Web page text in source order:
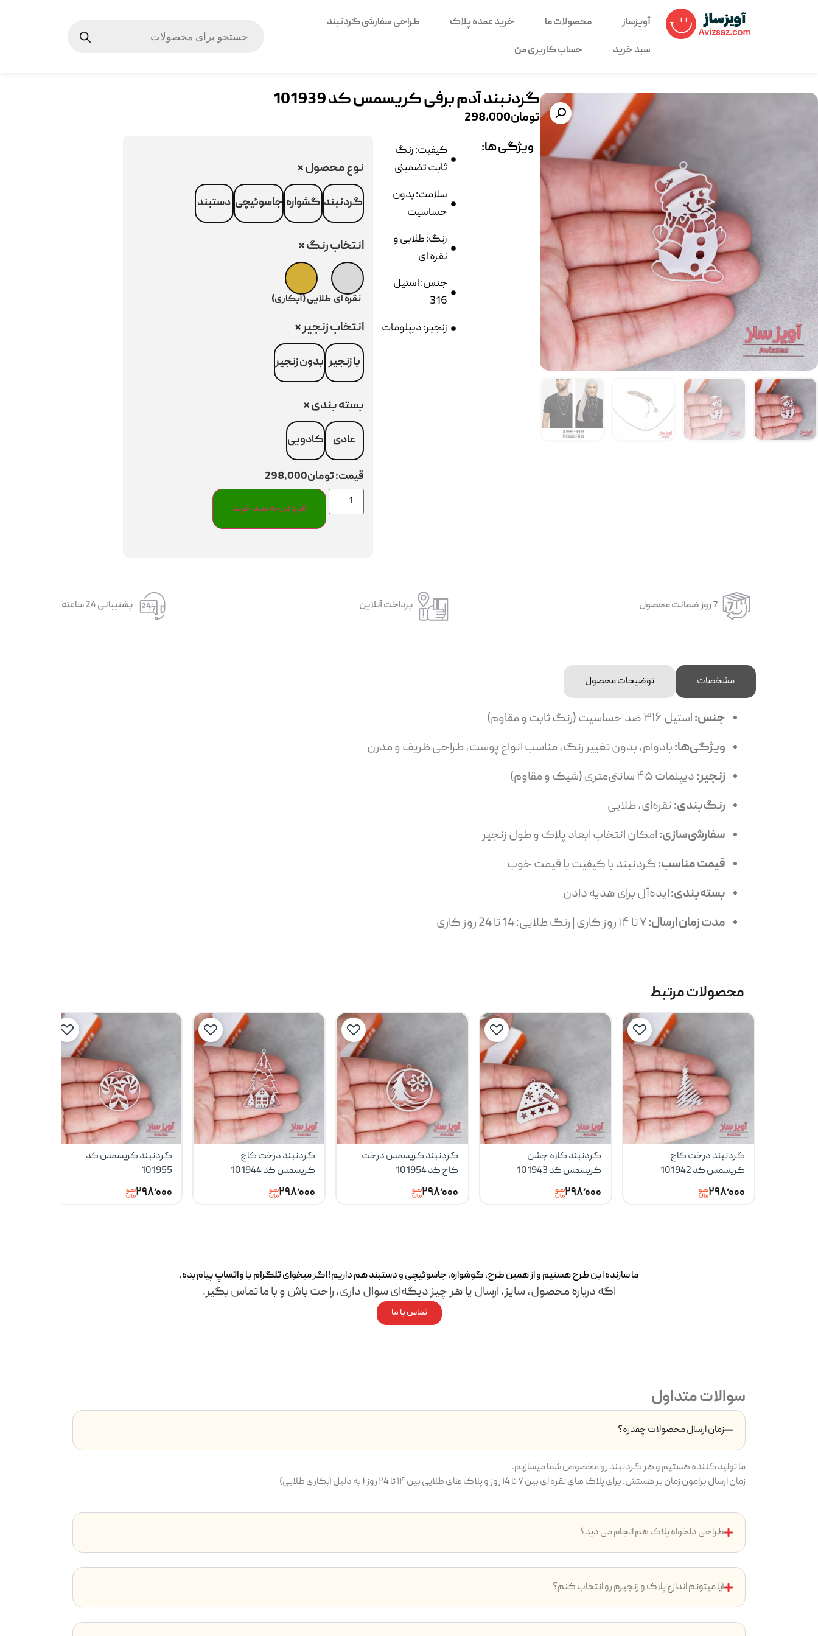
آویزساز محصولات ما خرید عمده پلاک طراحی سفارشی گردنبند
سبد خرید حساب کاربری من
گردنبند آدم برفی کریسمس کد 101939
تومان298,000
ویژگی ها:
کیفیت: رنگ
ثابت تضمینی
سلامت: بدون
حساسیت
رنگ: طلایی و
نقره ای
جنس: استیل
316
زنجیر: دیپلومات
نوع محصول*
گردنبند گشواره جاسوئیچی دستبند
انتخاب رنگ*
نقره ای طلایی (آبکاری)
انتخاب زنجیر*
با زنجیر بدون زنجیر
بسته بندی*
عادی کادویی
قیمت:تومان298,000
افزودن به سبد خرید
7 روز ضمانت محصول پرداخت آنلاین پشتیبانی 24 ساعته
مشخصات توضیحات محصول
جنس:استیل ۳۱۶ ضد حساسیت (رنگ ثابت و مقاوم)
ویژگی‌ها:بادوام، بدون تغییر رنگ، مناسب انواع پوست، طراحی ظریف و مدرن
زنجیر:دیپلمات ۴۵ سانتی‌متری (شیک و مقاوم)
رنگ‌بندی:نقره‌ای، طلایی
سفارشی‌سازی:امکان انتخاب ابعاد پلاک و طول زنجیر
قیمت مناسب:گردنبند با کیفیت با قیمت خوب
بسته‌بندی:ایده‌آل برای هدیه دادن
مدت زمان ارسال:
محصولات مرتبط
گردنبند درخت کاج
کریسمس کد 101942
۲۹۸٬۰۰۰
گردنبند کلاه جشن
کریسمس کد 101943
۲۹۸٬۰۰۰
گردنبند کریسمس درخت
کاج کد 101954
۲۹۸٬۰۰۰
گردنبند درخت کاج
کریسمس کد 101944
۲۹۸٬۰۰۰
گردنبند کریسمس کد
101955
۲۹۸٬۰۰۰
ما سازنده این طرح‌ هستیم و از همین طرح، گوشواره، جاسوئیچی و دستبند هم داریم! اگر میخوایتلگرامیاواتساپپیام بده.
اگه درباره محصول، سایز، ارسال یا هر چیز دیگه‌ای سوال داری، راحت باش و با ما تماس بگیر.
تماس با ما
سوالات متداول
زمان ارسال محصولات چقدره؟
ما تولید کننده هستیم و هر گردنبند رو مخصوص شما میسازیم.
زمان ارسال برامون زمان بر هستش. برای پلاک های نقره ای بین ۷ تا ۱4 روز و پلاک های طلایی بین ۱۴ تا ۲4 روز ( به دلیل آبکاری طلایی)
طراحی دلخواه پلاک هم انجام می دید؟
آیا میتونم اندازع پلاک و زنجیرم رو انتخاب کنم؟